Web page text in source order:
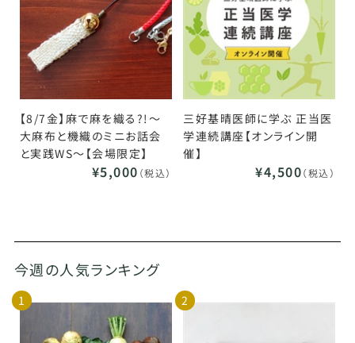
【8/7金】麻で麻を織る?!～
大麻布と機織のミニお話会
と実践WS～【会場限定】
¥5,000 （税込）
三好基晴医師に学ぶ 正当医
学連続講座【オンライン開
催】
¥4,500（税込）
今週の人気ランキング
1 2